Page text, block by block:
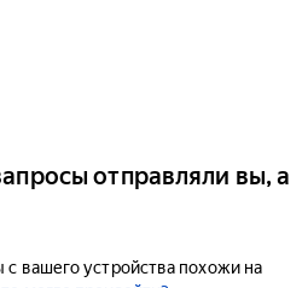
отправляли вы, а
вашего устройства похожи на